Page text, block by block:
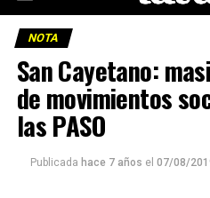
NOTA
San Cayetano:
de movimientos
las PASO
Publicada hace 7 años el 07/08/